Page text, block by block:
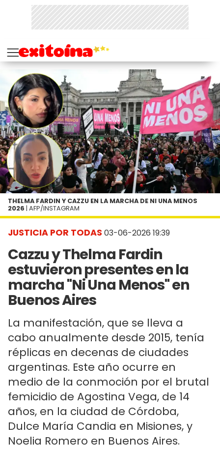
JUSTICIA POR TODAS 03-06-2026 19:39
Cazzu y Thelma Fardin
estuvieron presentes en la
marcha "Ni Una Menos" en
Buenos Aires
La manifestación, que se lleva a
cabo anualmente desde 2015, tenía
réplicas en decenas de ciudades
argentinas. Este año ocurre en
medio de la conmoción por el brutal
femicidio de Agostina Vega, de 14
años, en la ciudad de Córdoba,
Dulce María Candia en Misiones, y
Noelia Romero en Buenos Aires.
THELMA FARDIN Y CAZZU EN LA MARCHA DE NI UNA MENOS
2026 | AFP/INSTAGRAM